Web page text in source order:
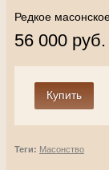
Редкое
56 000 руб.
Теги: Масонство